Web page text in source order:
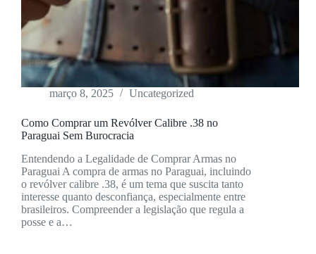
março 8, 2025 Uncategorized
Como Comprar um Revólver Calibre .38 no
Paraguai Sem Burocracia
Entendendo a Legalidade de Comprar Armas no
Paraguai A compra de armas no Paraguai, incluindo
o revólver calibre .38, é um tema que suscita tanto
interesse quanto desconfiança, especialmente entre
brasileiros. Compreender a legislação que regula a
posse e a…